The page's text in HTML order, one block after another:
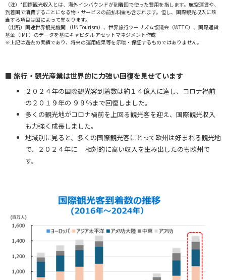
（注）*国際観光収入とは、海外インバウンドが到着国で使った費用を指します。航空運賃や、
到着国で消費することになる物・サービスの前払料金も含まれます。但し、国際観光収入に該
当する項目は国によって異なります。
（出所）国連世界観光機関 （UN Tourism）、世界旅行ツーリズム協議会（WTTC）、国際通貨
基金（IMF）のデータを基にキャピタル アセットマネジメント作成
※上記は過去の実績であり、将来の運用成果等を示唆・保証するものではありません。
■ 旅行・観光産業は世界的に力強い回復を見せています
２０２４年の国際観光客到着数は約１４億人に達し、コロナ禍前
の２０１９年の ９９％まで回復しました。
多くの観光地がコロナ禍前を上回る観光客を迎え、国際観光収入
も力強く成長しました。
地域別に見ると、多くの国際観光客にとって欧州は好まれる観光地
で、２０２４年に 相対的に高い収入を生み出したのも欧州で
す。